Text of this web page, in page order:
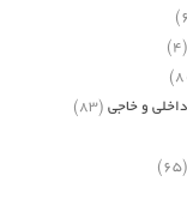
(4)
و خاجی (83)
(65)